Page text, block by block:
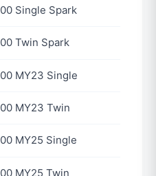
Single Spark
Twin Spark
MY23 Single
MY23 Twin
MY25 Single
MY25 Twin